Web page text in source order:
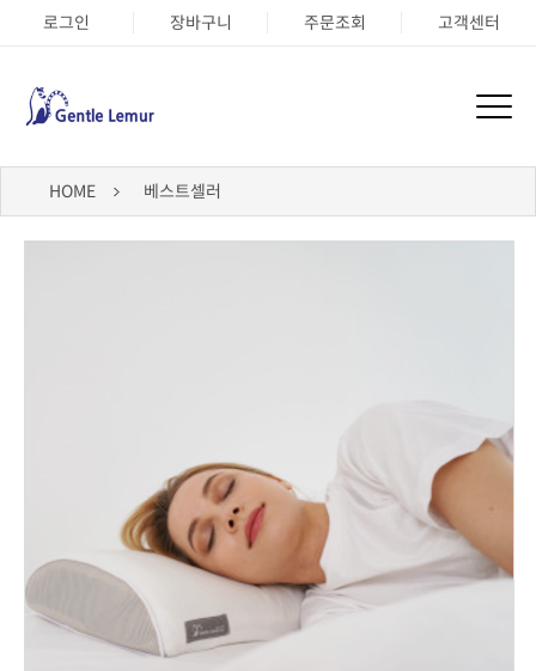
로그인 장바구니 주문조회 고객센터
HOME 베스트셀러